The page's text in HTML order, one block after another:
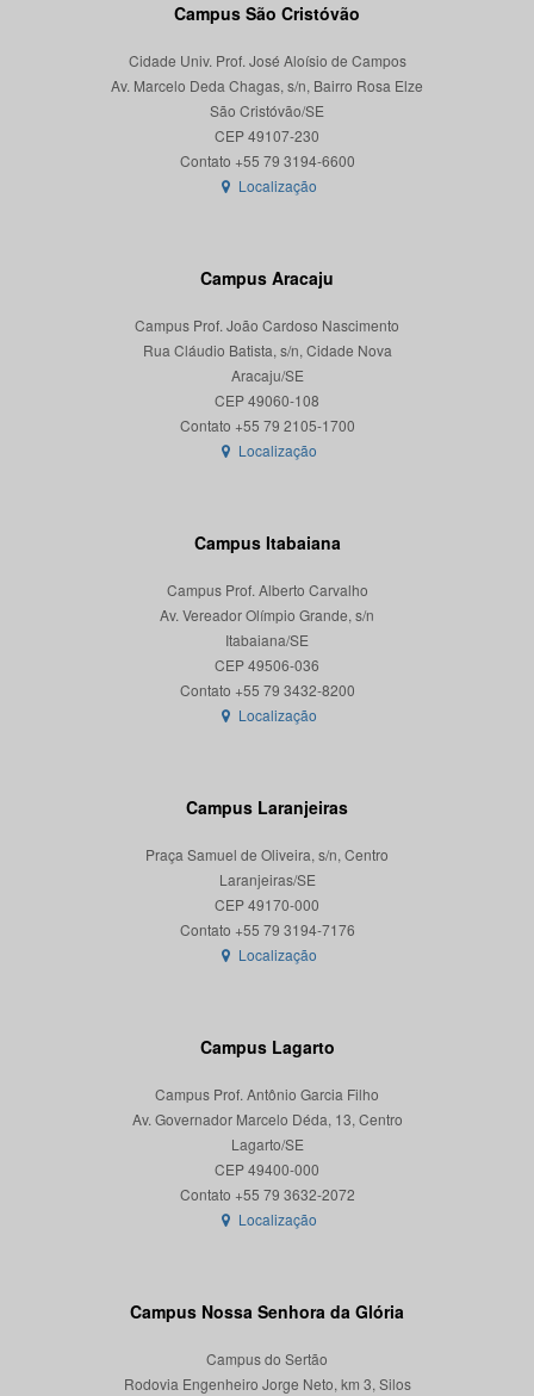
Campus São Cristóvão
Cidade Univ. Prof. José Aloísio de Campos
Av. Marcelo Deda Chagas, s/n, Bairro Rosa Elze
São Cristóvão/SE
CEP 49107-230
Localização
Campus Aracaju
Campus Prof. João Cardoso Nascimento
Rua Cláudio Batista, s/n, Cidade Nova
Aracaju/SE
CEP 49060-108
Localização
Campus Itabaiana
Campus Prof. Alberto Carvalho
Av. Vereador Olímpio Grande, s/n
Itabaiana/SE
CEP 49506-036
Localização
Campus Laranjeiras
Praça Samuel de Oliveira, s/n, Centro
Laranjeiras/SE
CEP 49170-000
Localização
Campus Lagarto
Campus Prof. Antônio Garcia Filho
Av. Governador Marcelo Déda, 13, Centro
Lagarto/SE
CEP 49400-000
Localização
Campus Nossa Senhora da Glória
Campus do Sertão
Rodovia Engenheiro Jorge Neto, km 3, Silos